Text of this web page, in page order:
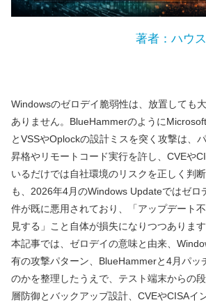
著者：ハウ
Windowsのゼロデイ脆弱性は、放置しても
ありません。BlueHammerのように
とVSSやOplockの設計ミスを突く攻撃は、
昇格やリモートコード実行を許し、CVEや
いるだけでは自社環境のリスクを正しく判
も、2026年4月のWindows Updateではゼロ
件が既に悪用されており、「アップデート
見する」こと自体が損失になりつつあります
本記事では、ゼロデイの意味と由来、
有の攻撃パターン、BlueHammerと4月パッ
のかを整理したうえで、テスト端末からの
層防御とバックアップ設計、CVEやCISAイ